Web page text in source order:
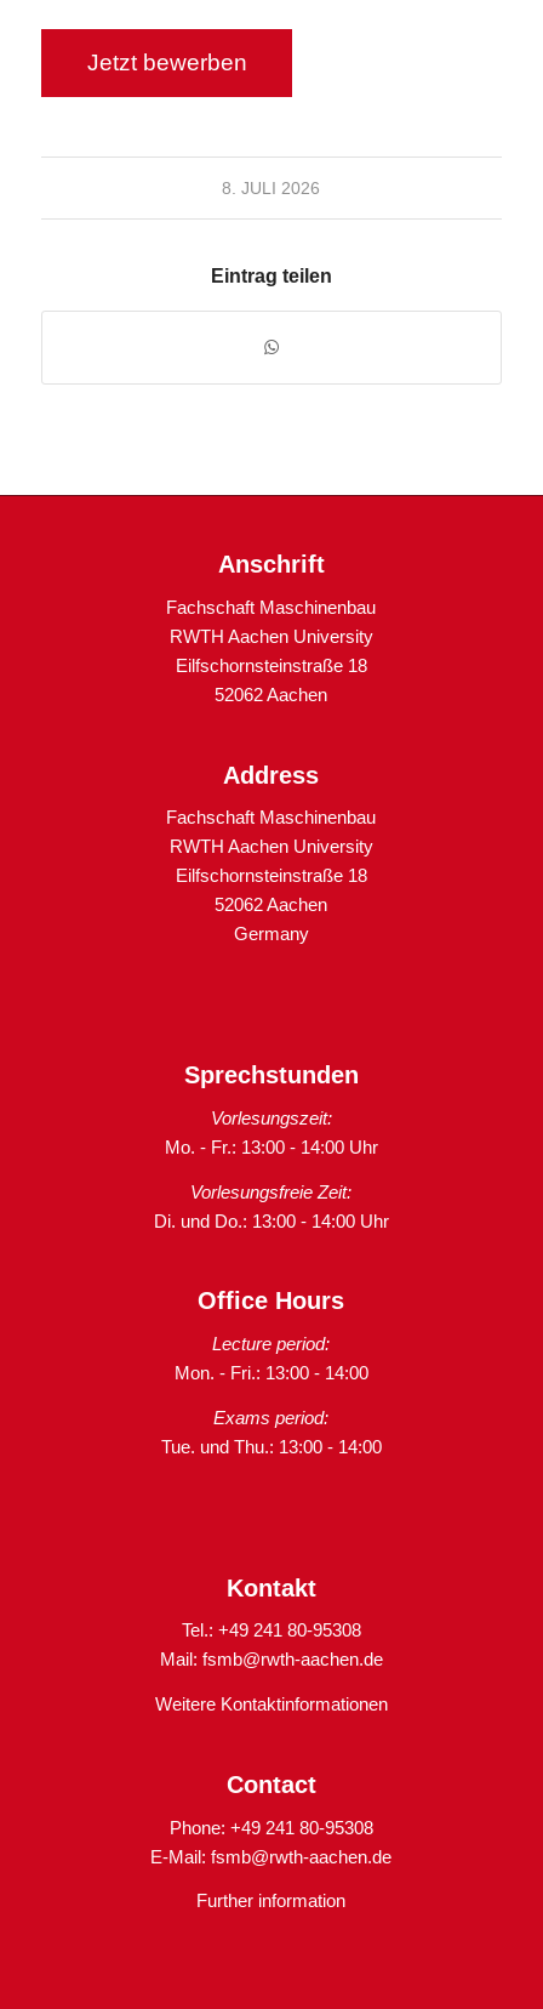
8. JULI 2026
Eintrag teilen
Anschrift
Fachschaft Maschinenbau
RWTH Aachen University
Eilfschornsteinstraße 18
52062 Aachen
Address
Fachschaft Maschinenbau
RWTH Aachen University
Eilfschornsteinstraße 18
52062 Aachen
Germany
Sprechstunden
Vorlesungszeit:
Mo. - Fr.: 13:00 - 14:00 Uhr
Vorlesungsfreie Zeit:
Di. und Do.: 13:00 - 14:00 Uhr
Office Hours
Lecture period:
Mon. - Fri.: 13:00 - 14:00
Exams period:
Tue. und Thu.: 13:00 - 14:00
Kontakt
Tel.: +49 241 80-95308
Mail: fsmb@rwth-aachen.de
Weitere Kontaktinformationen
Contact
Phone: +49 241 80-95308
E-Mail:fsmb@rwth-aachen.de
Further information